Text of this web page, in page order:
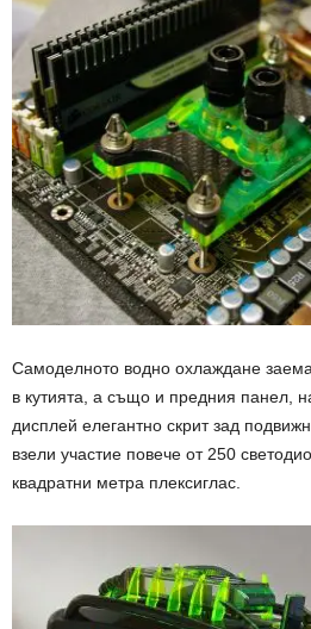
Самоделното водно охлаждане
в кутията, а също и предния панел,
дисплей елегантно скрит зад
взели участие повече от 250
квадратни метра плексиглас.